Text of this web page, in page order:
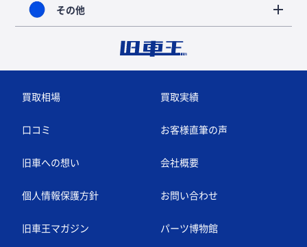
その他
買取相場 買取実績
口コミ お客様直筆の声
旧車への想い 会社概要
個人情報保護方針 お問い合わせ
旧車王マガジン パーツ博物館